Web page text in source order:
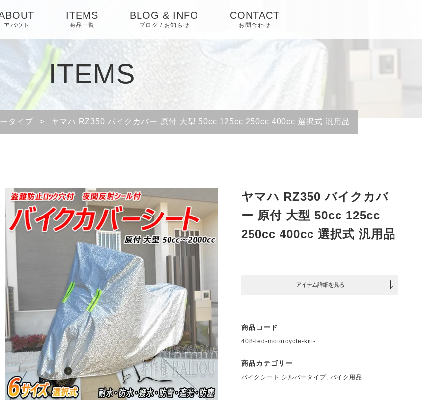
アバウト
ITEMS
商品一覧
BLOG & INFO
ブログ / お知らせ
CONTACT
お問合わせ
ITEMS
タイプ > ヤマハ RZ350 バイクカバー 原付 大型 50cc 125cc 250cc 400cc 選択式 汎用品
ヤマハ RZ350 バイクカバ
ー 原付 大型 50cc 125cc
250cc 400cc 選択式 汎用品
アイテム詳細を見る
商品コード
408-led-motorcycle-knt-
商品カテゴリー
バイクシート シルバータイプ, バイク用品